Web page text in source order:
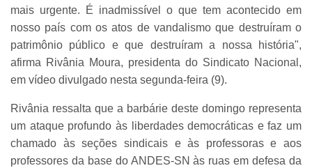
mais urgente. É inadmissível o que tem acontecido em
nosso país com os atos de vandalismo que destruíram o
patrimônio público e que destruíram a nossa história",
afirma Rivânia Moura, presidenta do Sindicato Nacional,
em vídeo divulgado nesta segunda-feira (9).
Rivânia ressalta que a barbárie deste domingo representa
um ataque profundo às liberdades democráticas e faz um
chamado às seções sindicais e às professoras e aos
professores da base do ANDES-SN às ruas em defesa da